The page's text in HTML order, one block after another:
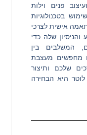
פנים וילות
בטכנולוגיות
אישית לצרכי
שלה כדי
המשלבים בין
מחפשים מעצבת
שלכם ותיצור
היא הבחירה